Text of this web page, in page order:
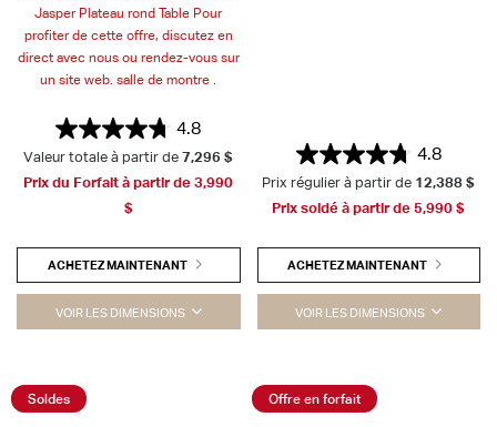
Jasper Plateau rond Table Pour
profiter de cette offre, discutez en
direct avec nous ou rendez-vous sur
un site web. salle de montre .
4.8
Valeur totale à partir de7,296 $
Prix du Forfait à partir de3,990
$
ACHETEZ MAINTENANT
VOIR LES DIMENSIONS
4.8
Prix régulier à partir de 12,388 $
Prix soldé à partir de5,990 $
ACHETEZ MAINTENANT
VOIR LES DIMENSIONS
Soldes Offre en forfait